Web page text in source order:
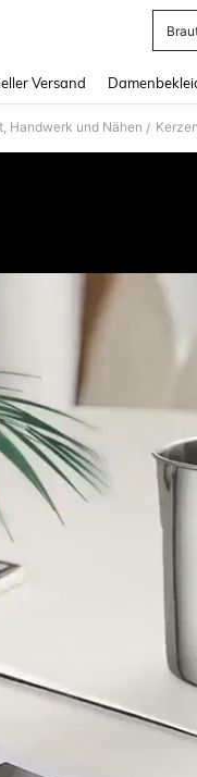
Versand
Handwerk und Nähen /